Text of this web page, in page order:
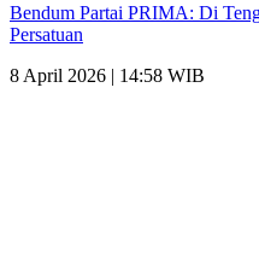
Bendum Partai PRIMA: Di
Persatuan
8 April 2026 | 14:58 WIB